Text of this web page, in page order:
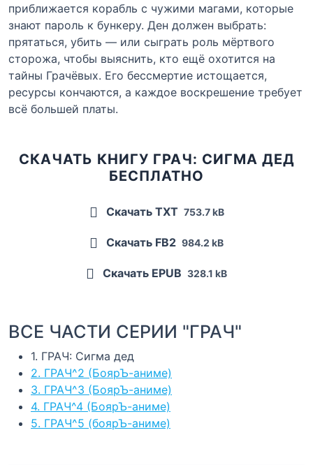
приближается корабль с чужими магами, которые
знают пароль к бункеру. Ден должен выбрать:
прятаться, убить — или сыграть роль мёртвого
сторожа, чтобы выяснить, кто ещё охотится на
тайны Грачёвых. Его бессмертие истощается,
ресурсы кончаются, а каждое воскрешение требует
всё большей платы.
СКАЧАТЬ КНИГУ ГРАЧ: СИГМА ДЕД
БЕСПЛАТНО
Скачать TXT 753.7 kB
Скачать FB2 984.2 kB
Скачать EPUB 328.1 kB
ВСЕ ЧАСТИ СЕРИИ "ГРАЧ"
1. ГРАЧ: Сигма дед
2. ГРАЧ^2 (БоярЪ-аниме)
3. ГРАЧ^3 (БоярЪ-аниме)
4. ГРАЧ^4 (БоярЪ-аниме)
5. ГРАЧ^5 (боярЪ-аниме)